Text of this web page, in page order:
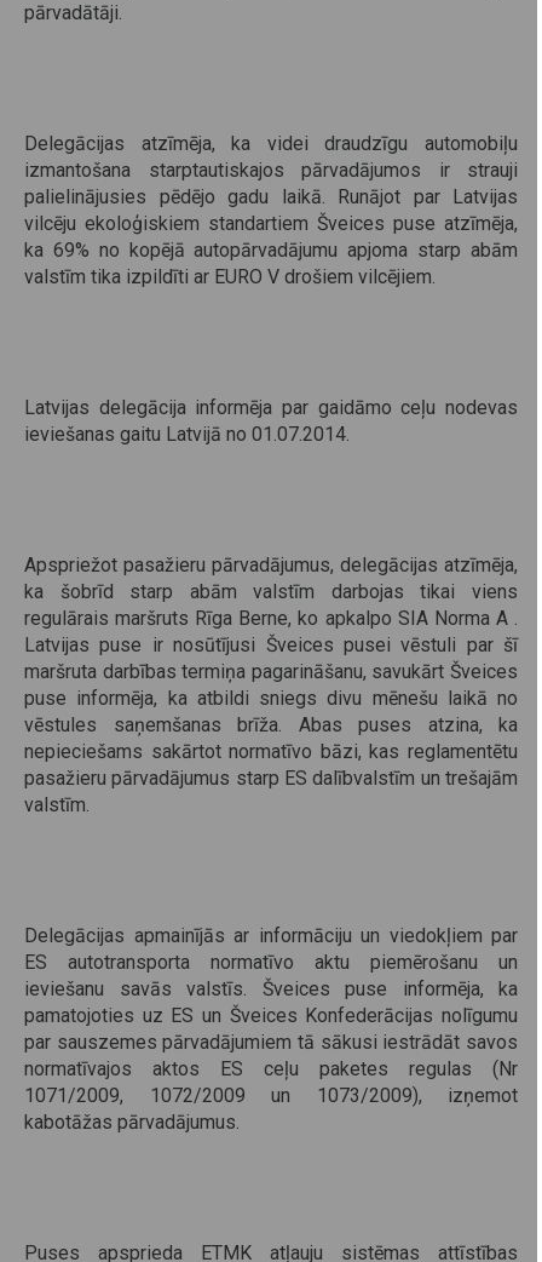
pārvadātāji.
Delegācijas atzīmēja, ka videi draudzīgu automobiļu
izmantošana starptautiskajos pārvadājumos ir strauji
palielinājusies pēdējo gadu laikā. Runājot par Latvijas
vilcēju ekoloģiskiem standartiem Šveices puse atzīmēja,
ka 69% no kopējā autopārvadājumu apjoma starp abām
valstīm tika izpildīti ar EURO V drošiem vilcējiem.
Latvijas delegācija informēja par gaidāmo ceļu nodevas
ieviešanas gaitu Latvijā no 01.07.2014.
Apspriežot pasažieru pārvadājumus, delegācijas atzīmēja,
ka šobrīd starp abām valstīm darbojas tikai viens
regulārais maršruts Rīga Berne, ko apkalpo SIA Norma A .
Latvijas puse ir nosūtījusi Šveices pusei vēstuli par šī
maršruta darbības termiņa pagarināšanu, savukārt Šveices
puse informēja, ka atbildi sniegs divu mēnešu laikā no
vēstules saņemšanas brīža. Abas puses atzina, ka
nepieciešams sakārtot normatīvo bāzi, kas reglamentētu
pasažieru pārvadājumus starp ES dalībvalstīm un trešajām
valstīm.
Delegācijas apmainījās ar informāciju un viedokļiem par
ES autotransporta normatīvo aktu piemērošanu un
ieviešanu savās valstīs. Šveices puse informēja, ka
pamatojoties uz ES un Šveices Konfederācijas nolīgumu
par sauszemes pārvadājumiem tā sākusi iestrādāt savos
normatīvajos aktos ES ceļu paketes regulas (Nr
1071/2009, 1072/2009 un 1073/2009), izņemot
kabotāžas pārvadājumus.
Puses apsprieda ETMK atļauju sistēmas attīstības